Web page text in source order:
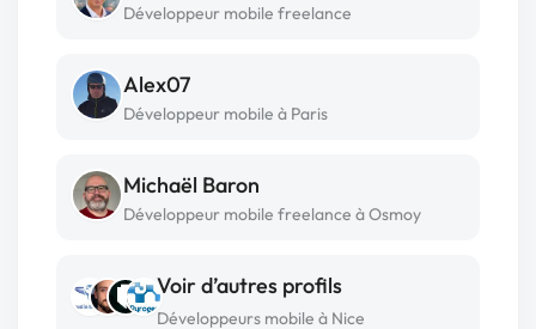
Développeur mobile freelance
Alex07
Développeur mobile à Paris
Michaël Baron
Développeur mobile freelance à Osmoy
Voir d’autres profils
Développeurs mobile à Nice